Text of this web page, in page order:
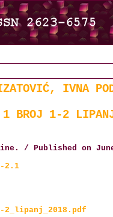
IVNA
1 BROJ 1-2
/ Published on
2.1
2_lipanj_2018.pdf